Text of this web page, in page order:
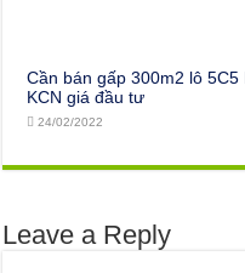
Cần bán gấp 300m2 lô
KCN giá đầu tư
24/02/2022
Leave a Reply